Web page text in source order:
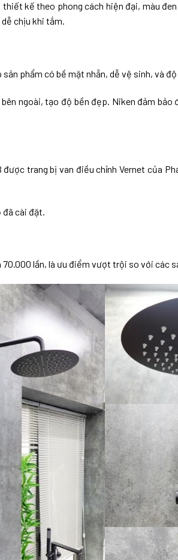
kế theo phong cách hiện đại, màu
chịu khi tắm.
phẩm có bề mặt nhẵn, dễ vệ sinh, và
ngoài, tạo độ bền đẹp. Niken đảm
trang bị van điều chỉnh Vernet của
cài đặt.
lần, là ưu điểm vượt trội so với các